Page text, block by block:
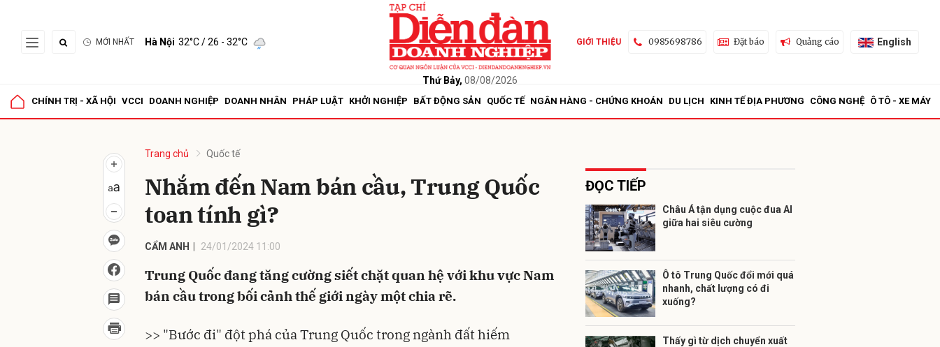
MỚI NHẤT Hà Nội 32°C/ 26 - 32°C
Thứ Bảy, 08/08/2026
GIỚI THIỆU 0985698786 Đặt báo Quảng cáo English
CHÍNH TRỊ - XÃ HỘI VCCI DOANH NGHIỆP DOANH NHÂN PHÁP LUẬT KHỞI NGHIỆP BẤT ĐỘNG SẢN QUỐC TẾ NGÂN HÀNG - CHỨNG KHOÁN DU LỊCH KINH TẾ ĐỊA PHƯƠNG CÔNG NGHỆ Ô TÔ - XE MÁY
Trang chủ Quốc tế
Nhắm đến Nam bán cầu, Trung Quốc
toan tính gì?
CẨM ANH 24/01/2024 11:00
Trung Quốc đang tăng cường siết chặt quan hệ với khu vực Nam
bán cầu trong bối cảnh thế giới ngày một chia rẽ.
>> "Bước đi" đột phá của Trung Quốc trong ngành đất hiếm
ĐỌC TIẾP
Châu Á tận dụng cuộc đua AI
giữa hai siêu cường
Ô tô Trung Quốc đổi mới quá
nhanh, chất lượng có đi
xuống?
Thấy gì từ dịch chuyển xuất
Gửi